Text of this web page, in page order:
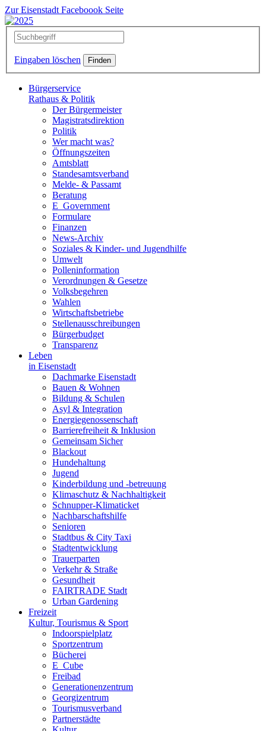
Zur Eisenstadt Faceboook Seite
Eingaben löschen
Bürgerservice
Rathaus & Politik
Der Bürgermeister
Magistratsdirektion
Politik
Wer macht was?
Öffnungszeiten
Amtsblatt
Standesamtsverband
Melde- & Passamt
Beratung
E_Government
Formulare
Finanzen
News-Archiv
Soziales & Kinder- und Jugendhilfe
Umwelt
Polleninformation
Verordnungen & Gesetze
Volksbegehren
Wahlen
Wirtschaftsbetriebe
Stellenausschreibungen
Bürgerbudget
Transparenz
Leben
in Eisenstadt
Dachmarke Eisenstadt
Bauen & Wohnen
Bildung & Schulen
Asyl & Integration
Energiegenossenschaft
Barrierefreiheit & Inklusion
Gemeinsam Sicher
Blackout
Hundehaltung
Jugend
Kinderbildung und -betreuung
Klimaschutz & Nachhaltigkeit
Schnupper-Klimaticket
Nachbarschaftshilfe
Senioren
Stadtbus & City Taxi
Stadtentwicklung
Trauerparten
Verkehr & Straße
Gesundheit
FAIRTRADE Stadt
Urban Gardening
Freizeit
Kultur, Tourismus & Sport
Indoorspielplatz
Sportzentrum
Bücherei
E_Cube
Freibad
Generationenzentrum
Georgizentrum
Tourismusverband
Partnerstädte